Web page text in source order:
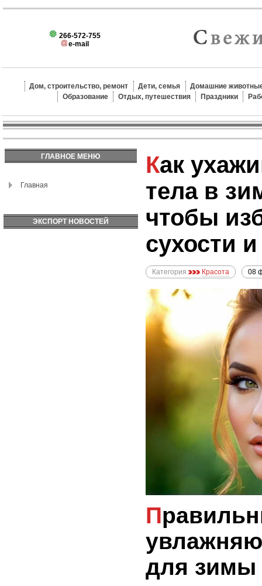
266-572-755
e-mail
Дом, строительство, ремонт Дети, семья
Домашние
Образование
Отдых, путешествия Праздники
ГЛАВНОЕ МЕНЮ
Главная
ЭКСПОРТ НОВОСТЕЙ
Как ухаживать за кожей
тела в
чтобы
сухости
Категория Красота 08
Правильный выбор
для зимы